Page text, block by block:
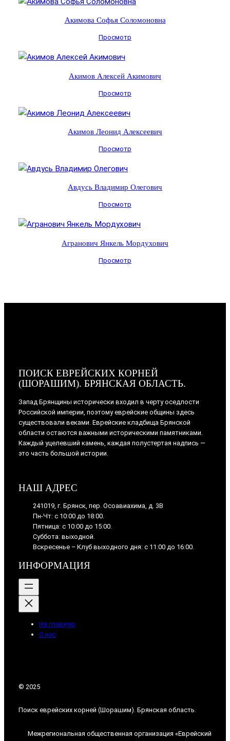
Акимова Софья Соломоновна
Просмотр
Акимов Алексей Акимович
Просмотр
Акимов Леонид Алексеевич
Просмотр
Авдусь Владимир Олегович
Просмотр
Агранович Янкель Мордухович
Просмотр
ПОИСК ЕВРЕЙСКИХ КОРНЕЙ
(ШОРАШИМ). БРЯНСКАЯ ОБЛАСТЬ.
Запад Брянщины исторически входил в черту оседлости
Российской империи, поэтому еврейские общины здесь
существовали веками. Еврейские кладбища Брянской
области остаются важными историческими памятниками.
Каждый уцелевший камень, каждая полустертая надпись —
это часть большой истории.
НАШ АДРЕС
241019, г. Брянск, пер. Осоавиахима, д. 3В
Пн-Чт: с 10:00 до 18:00.
Пятница: с 10:00 до 15:00.
Суббота: выходной.
Вскресенье – Клуб выходного дня: с 11:00 до 16:00.
ИНФОРМАЦИЯ
На главную
О нас
© 2025
Поиск еврейских корней (Шорашим). Брянская область.
Межрегиональная общественная организация «Еврейский